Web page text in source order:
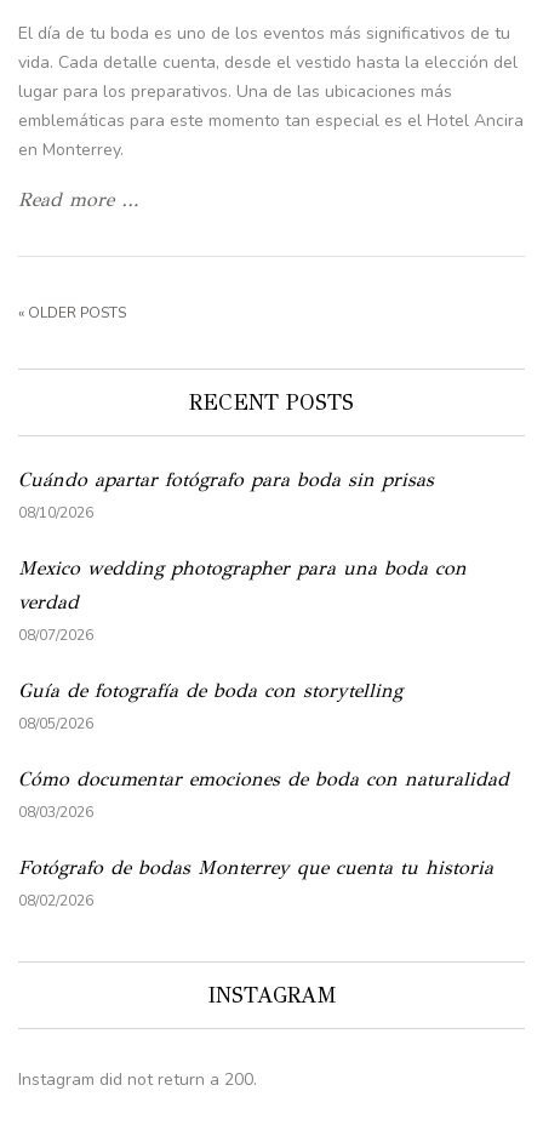
El día de tu boda es uno de los eventos más significativos de tu
vida. Cada detalle cuenta, desde el vestido hasta la elección del
lugar para los preparativos. Una de las ubicaciones más
emblemáticas para este momento tan especial es el Hotel Ancira
en Monterrey.
Read more …
« OLDER POSTS
RECENT POSTS
Cuándo apartar fotógrafo para boda sin prisas
08/10/2026
Mexico wedding photographer para una boda con
verdad
08/07/2026
Guía de fotografía de boda con storytelling
08/05/2026
Cómo documentar emociones de boda con naturalidad
08/03/2026
Fotógrafo de bodas Monterrey que cuenta tu historia
08/02/2026
INSTAGRAM
Instagram did not return a 200.